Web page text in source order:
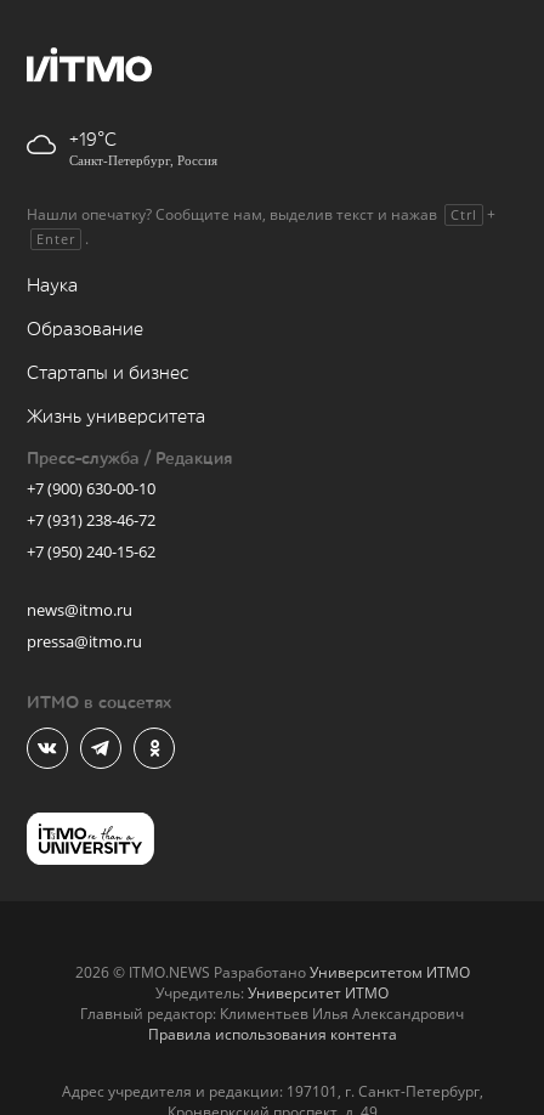
+19
Санкт-Петербург, Россия
Нашли опечатку? Сообщите нам, выделив текст и нажав Ctrl +
Enter .
Наука
Образование
Стартапы и бизнес
Жизнь университета
Пресс-служба / Редакция
+7 (900) 630-00-10
+7 (931) 238-46-72
+7 (950) 240-15-62
news@itmo.ru
pressa@itmo.ru
ИТМО в соцсетях
2026 © ITMO.NEWS РазработаноУниверситетом ИТМО
Учредитель: Университет ИТМО
Главный редактор: Климентьев Илья Александрович
Правила использования контента
Адрес учредителя и редакции: 197101, г. Санкт-Петербург,